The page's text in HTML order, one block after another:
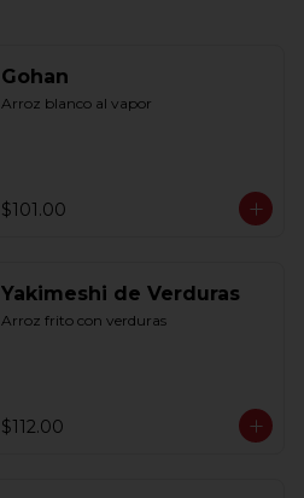
Gohan
Arroz blanco al vapor
$101.00
Yakimeshi de Verduras
Arroz frito con verduras
$112.00